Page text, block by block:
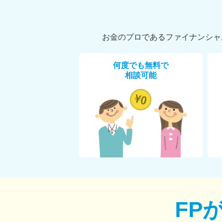
お金のプロであるファイナンシ
何度でも無料で
相談可能
FP